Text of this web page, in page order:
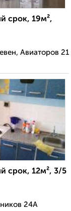
срок, 19м²,
Авиаторов 21
срок, 12м², 3/5
24А